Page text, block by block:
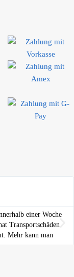
einer Woche
Transportschäden
Mehr kann man